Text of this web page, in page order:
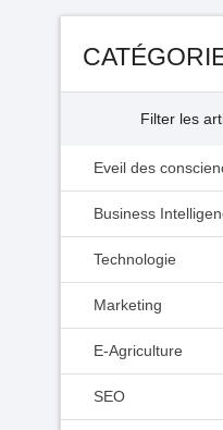
Filter les
Eveil des
Business
Technologie
Marketing
E-Agriculture
SEO